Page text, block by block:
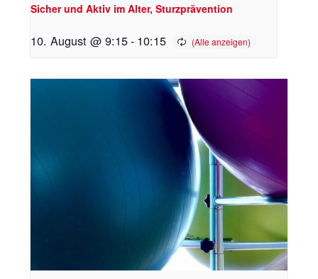
Sicher und Aktiv im Alter, Sturzprävention
10. August @ 9:15- 10:15